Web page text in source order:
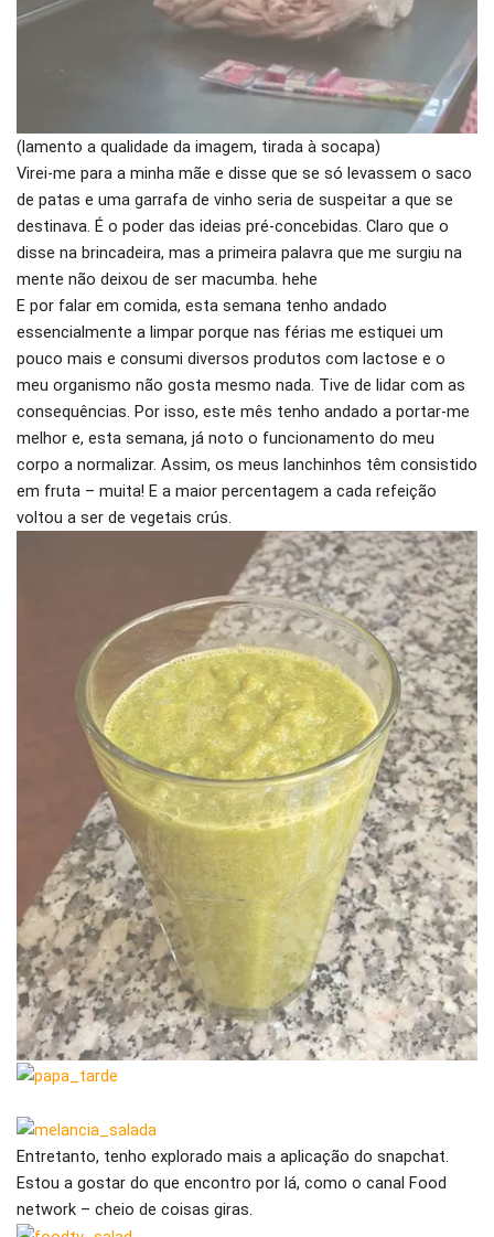
(lamento a qualidade da imagem, tirada à socapa)
Virei-me para a minha mãe e disse que se só levassem o saco
de patas e uma garrafa de vinho seria de suspeitar a que se
destinava. É o poder das ideias pré-concebidas. Claro que o
disse na brincadeira, mas a primeira palavra que me surgiu na
mente não deixou de ser macumba. hehe
E por falar em comida, esta semana tenho andado
essencialmente a limpar porque nas férias me estiquei um
pouco mais e consumi diversos produtos com lactose e o
meu organismo não gosta mesmo nada. Tive de lidar com as
consequências. Por isso, este mês tenho andado a portar-me
melhor e, esta semana, já noto o funcionamento do meu
corpo a normalizar. Assim, os meus lanchinhos têm consistido
em fruta – muita! E a maior percentagem a cada refeição
voltou a ser de vegetais crús.
Entretanto, tenho explorado mais a aplicação do snapchat.
Estou a gostar do que encontro por lá, como o canal Food
network – cheio de coisas giras.